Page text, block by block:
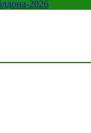
2026